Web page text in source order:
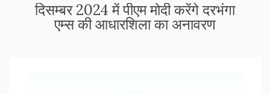
दिसम्बर 2024 में पीएम मोदी करेंगे दरभंगा
एम्स की आधारशिला का अनावरण